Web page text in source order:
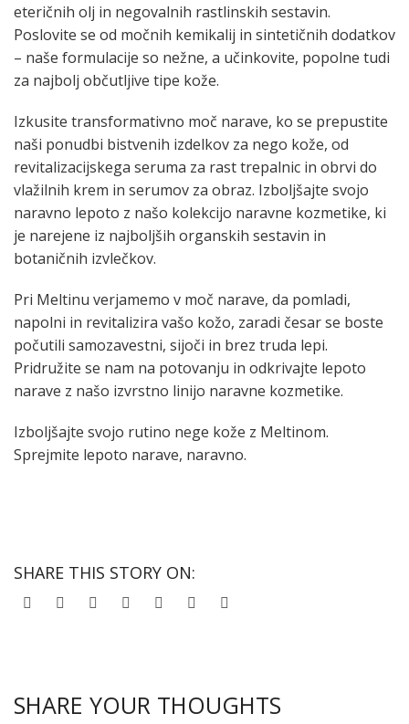
eteričnih olj in negovalnih rastlinskih sestavin.
Poslovite se od močnih kemikalij in sintetičnih dodatkov
– naše formulacije so nežne, a učinkovite, popolne tudi
za najbolj občutljive tipe kože.
Izkusite transformativno moč narave, ko se prepustite
naši ponudbi bistvenih izdelkov za nego kože, od
revitalizacijskega seruma za rast trepalnic in obrvi do
vlažilnih krem ​​in serumov za obraz. Izboljšajte svojo
naravno lepoto z našo kolekcijo naravne kozmetike, ki
je narejene iz najboljših organskih sestavin in
botaničnih izvlečkov.
Pri Meltinu verjamemo v moč narave, da pomladi,
napolni in revitalizira vašo kožo, zaradi česar se boste
počutili samozavestni, sijoči in brez truda lepi.
Pridružite se nam na potovanju in odkrivajte lepoto
narave z našo izvrstno linijo naravne kozmetike.
Izboljšajte svojo rutino nege kože z Meltinom.
Sprejmite lepoto narave, naravno.
SHARE THIS STORY ON:
SHARE YOUR THOUGHTS